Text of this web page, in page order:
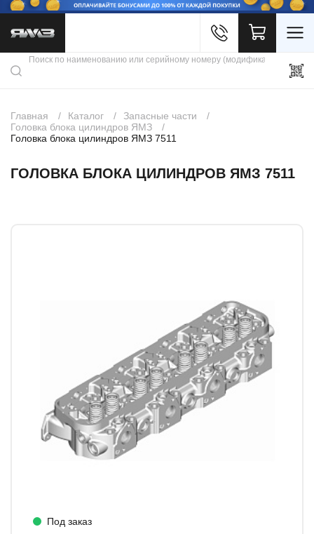
Каталог продукции
Скидки
Контакты
Главная Каталог
Запасные части
Головка блока цилиндров ЯМЗ
Головка блока цилиндров ЯМЗ 7511
ГОЛОВКА БЛОКА ЦИЛИНДРОВ ЯМЗ 7511
Под заказ